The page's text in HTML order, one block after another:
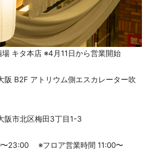
キタ本店 ※4月11日から営業開始
阪 B2F アトリウム側エスカレーター吹
阪市北区梅田3丁目1-3
〜23:00 ※フロア営業時間 11:00〜